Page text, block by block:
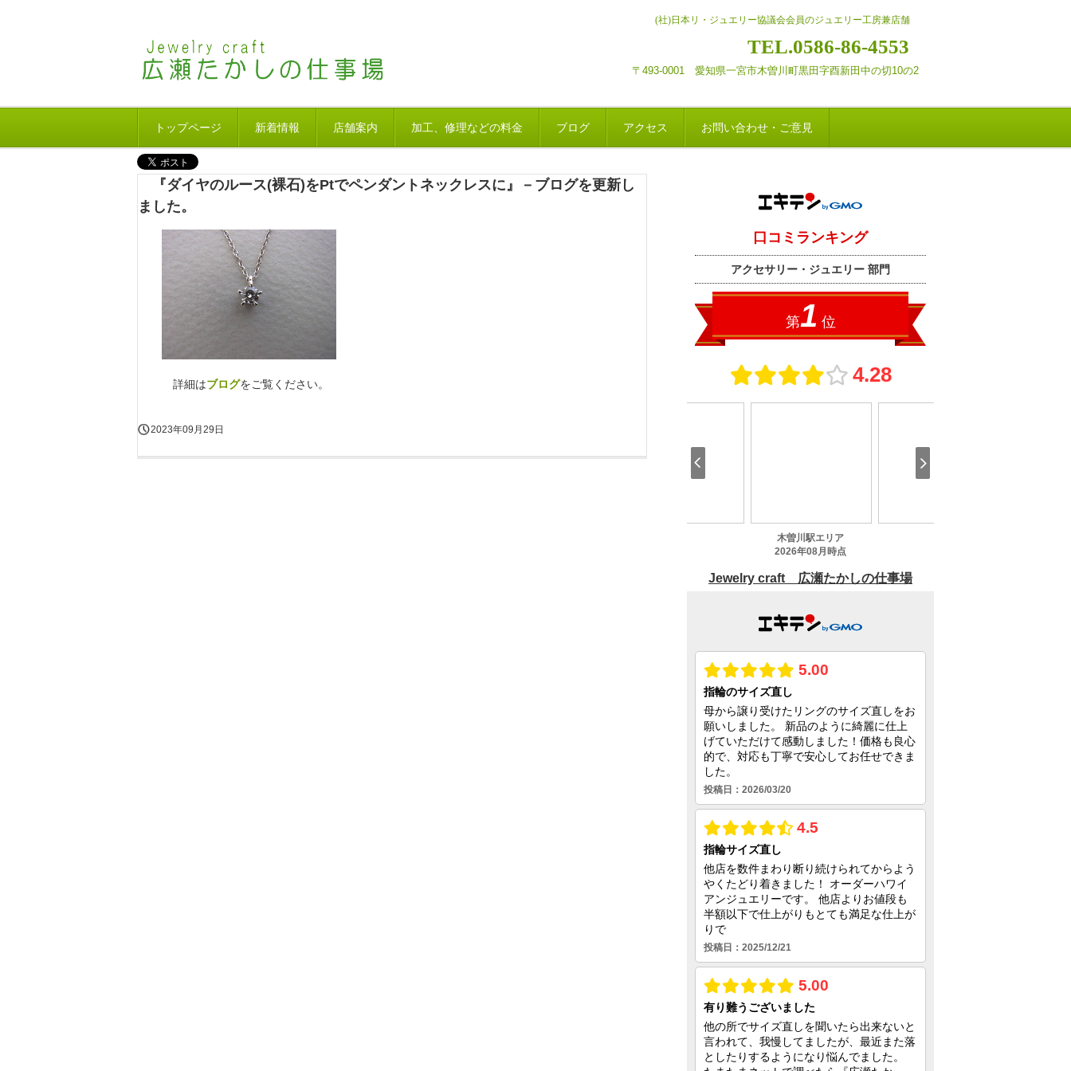
(社)日本リ・ジュエリー協議会会員のジュエリー工房兼店舗
TEL.0586-86-4553
〒493-0001 愛知県一宮市木曽川町黒田字酉新田 中の切10の2
トップページ 新着情報 店舗案内 加工、修理などの料金 ブログ アクセス お問い合わせ・ご意見
『ダイヤのルース(裸石)をPtでペンダントネックレスに』－ブログを更新し
ました。
詳細はブログをご覧ください。
2023年09月29日